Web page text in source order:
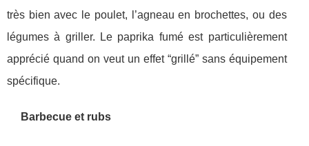
très bien avec le poulet, l’agneau en brochettes, ou des
légumes à griller. Le paprika fumé est particulièrement
apprécié quand on veut un effet “grillé” sans équipement
spécifique.
Barbecue et rubs